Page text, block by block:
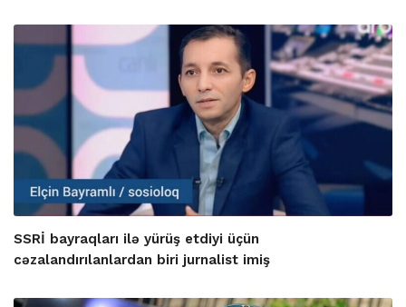
SSRİ bayraqları ilə yürüş etdiyi üçün
cəzalandırılanlardan biri jurnalist imiş